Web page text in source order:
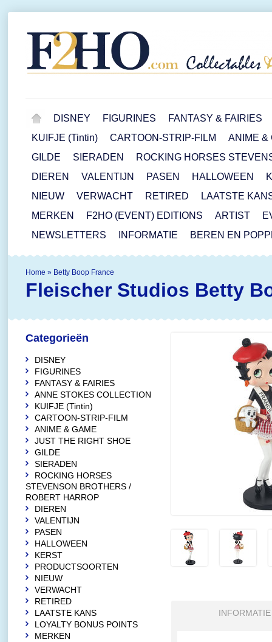
DISNEY FIGURINES
FANTASY & FAIRIES
KUIFJE (Tintin)
CARTOON-STRIP-FILM
ANIME &
GILDE
SIERADEN
ROCKING HORSES
DIEREN
VALENTIJN PASEN HALLOWEEN
NIEUW
VERWACHT RETIRED
LAATSTE
MERKEN
F2HO (EVENT) EDITIONS ARTIST
NEWSLETTERS
INFORMATIE BEREN EN
Home » Betty Boop France
Fleischer Studios Betty
INFORMATIE
Categorieën
DISNEY
FIGURINES
FANTASY & FAIRIES
ANNE STOKES COLLECTION
KUIFJE (Tintin)
CARTOON-STRIP-FILM
ANIME & GAME
JUST THE RIGHT SHOE
GILDE
SIERADEN
ROCKING HORSES
STEVENSON BROTHERS /
ROBERT HARROP
DIEREN
VALENTIJN
PASEN
HALLOWEEN
KERST
PRODUCTSOORTEN
NIEUW
VERWACHT
RETIRED
LAATSTE KANS
LOYALTY BONUS POINTS
MERKEN